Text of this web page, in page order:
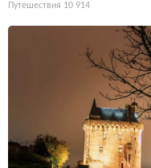
Путешествия 10 914